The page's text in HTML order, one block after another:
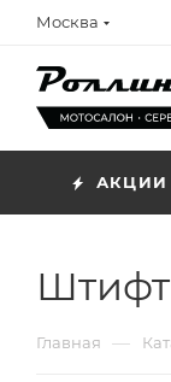
Москва
АКЦИИ
Штифт
Главная —